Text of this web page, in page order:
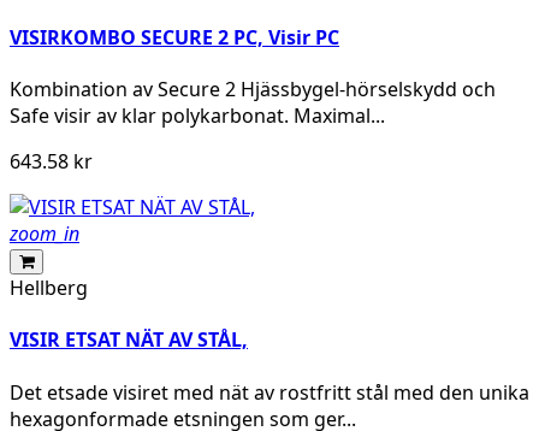
VISIRKOMBO SECURE 2 PC, Visir PC
Kombination av Secure 2 Hjässbygel-hörselskydd och
Safe visir av klar polykarbonat. Maximal...
643.58 kr
zoom_in
Hellberg
VISIR ETSAT NÄT AV STÅL,
Det etsade visiret med nät av rostfritt stål med den unika
hexagonformade etsningen som ger...